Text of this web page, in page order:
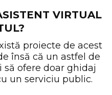
VIRTUAL
proiecte de acest
însă că un astfel de
ofere doar ghidaj
un serviciu public.